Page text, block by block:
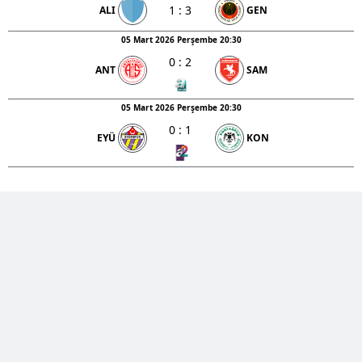
ALI 1 : 3 GEN
05 Mart 2026 Perşembe 20:30
ANT
0: 2
SAM
05 Mart 2026 Perşembe 20:30
EYÜ
0: 1
KON